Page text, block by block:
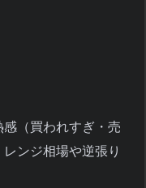
（買われすぎ・売
ンジ相場や逆張り